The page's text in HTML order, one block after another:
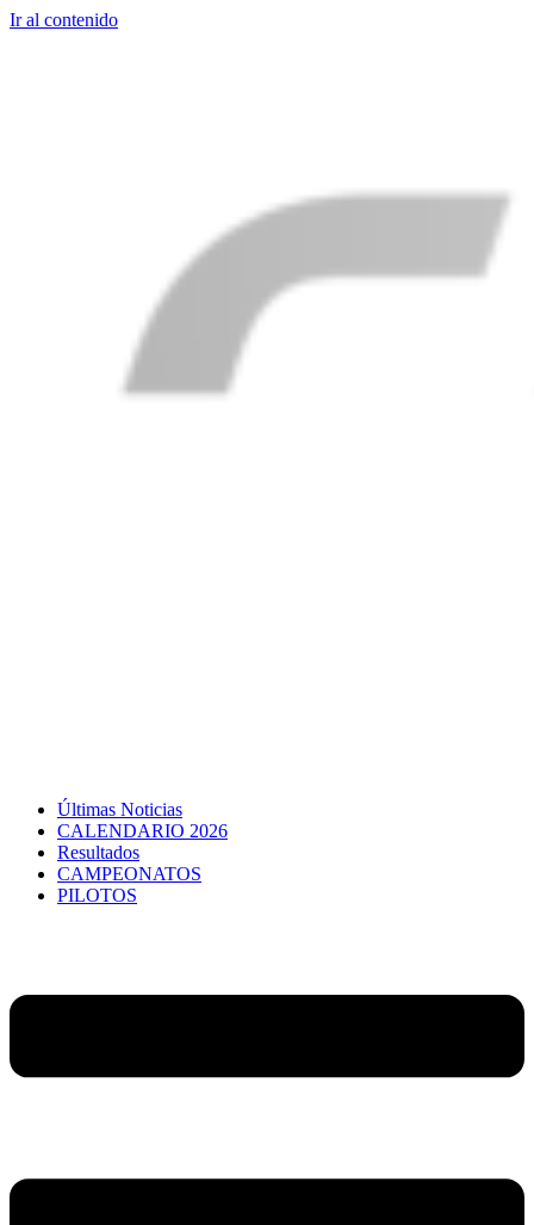
Ir al contenido
Últimas Noticias
CALENDARIO 2026
Resultados
CAMPEONATOS
PILOTOS